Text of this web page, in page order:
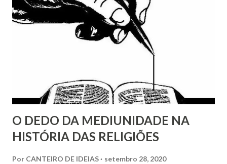
como autoridade. Então, por exemplo, toda a polêmica em
torno do geocentrismo ou heliocentrismo, tinha como
fonte argumentativa, a posição geocêntrica de Aristóteles…
O DEDO DA MEDIUNIDADE NA
HISTÓRIA DAS RELIGIÕES
Por CANTEIRO DE IDEIAS setembro 28, 2020